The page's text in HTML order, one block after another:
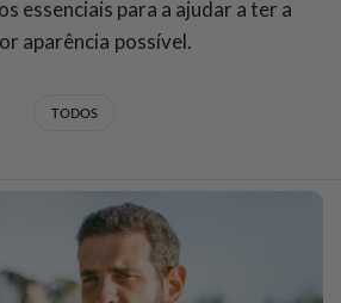
essenciais para a ajudar a ter a
aparência possível.
TODOS